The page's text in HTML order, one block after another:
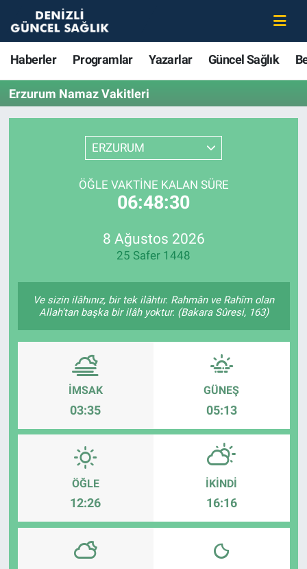
Haberler Programlar Yazarlar Güncel Sağlık
Erzurum Namaz Vakitleri
ERZURUM
ÖĞLE VAKTINE KALAN SÜRE
06:48:30
8 Ağustos 2026
25 Safer 1448
Ve sizin ilâhınız, bir tek ilâhtır. Rahmân ve Rahîm olan
Allah'tan başka bir ilâh yoktur. (Bakara Sûresi, 163)
İMSAK
03:35
GÜNEŞ
05:13
ÖĞLE
12:26
İKINDI
16:16
Haberler
Programlar
Yazarlar
Güncel Sağlık
Beslenme
Estetik ve Güzellik
Merkezefendi Nöbetçi Eczaneler
Merkezefendi Hava Durumu
Merkezefendi Trafik Yoğunluk Haritası
Süper Lig Puan Durumu ve Fikstür
Tüm Manşetler